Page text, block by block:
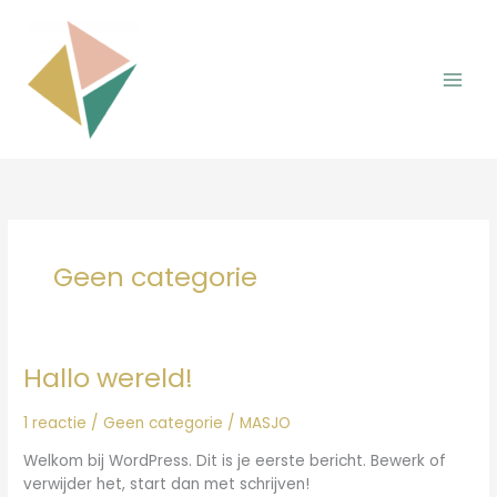
inhoud
Geen categorie
Hallo wereld!
1 reactie /Geen categorie /MASJO
Welkom bij WordPress. Dit is je eerste bericht. Bewerk of
verwijder het, start dan met schrijven!